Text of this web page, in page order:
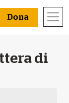
Dona
di